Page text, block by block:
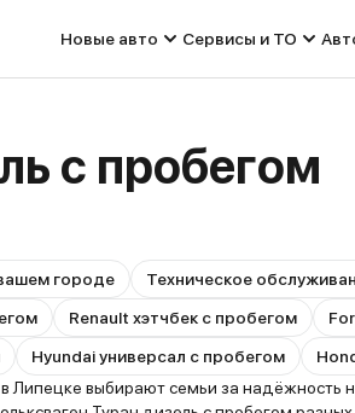
Новые авто Сервисы и ТО
с пробегом
городе Техническое
Renault хэтчбек с пробегом
Hyundai универсал с пробегом
выбирают семьи за надёжность